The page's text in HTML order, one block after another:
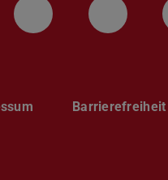
LinkedIn-
Barrierefreiheit